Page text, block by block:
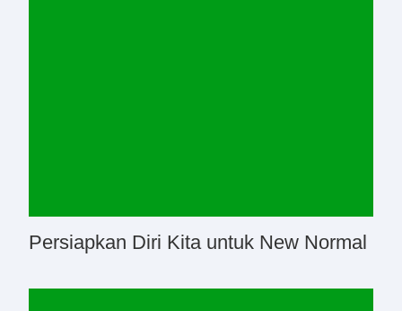
Persiapkan Diri Kita untuk New Normal